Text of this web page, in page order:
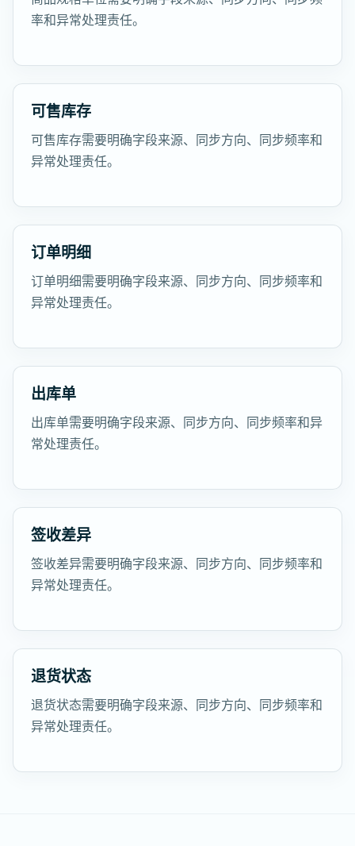
率和异常处理责任。
可售库存
可售库存需要明确字段来源、同步方向、同步频率和
异常处理责任。
订单明细
订单明细需要明确字段来源、同步方向、同步频率和
异常处理责任。
出库单
出库单需要明确字段来源、同步方向、同步频率和异
常处理责任。
签收差异
签收差异需要明确字段来源、同步方向、同步频率和
异常处理责任。
退货状态
退货状态需要明确字段来源、同步方向、同步频率和
异常处理责任。